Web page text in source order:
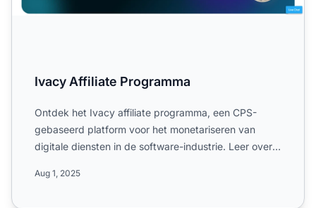
Ivacy Affiliate Programma
Ontdek het Ivacy affiliate programma, een CPS-
gebaseerd platform voor het monetariseren van
digitale diensten in de software-industrie. Leer over
Aug 1, 2025